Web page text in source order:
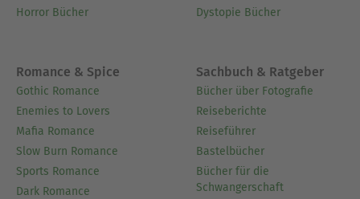
Horror Bücher
Dystopie Bücher
Romance & Spice
Gothic Romance
Enemies to Lovers
Mafia Romance
Slow Burn Romance
Sports Romance
Dark Romance
Sachbuch & Ratgeber
Bücher über Fotografie
Reiseberichte
Reiseführer
Bastelbücher
Bücher für die
Schwangerschaft